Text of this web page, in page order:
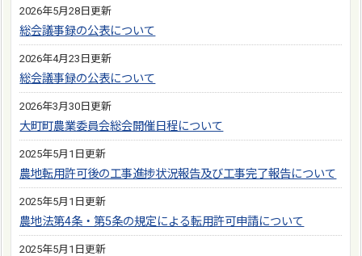
2026年5月28日更新
総会議事録の公表について
2026年4月23日更新
総会議事録の公表について
2026年3月30日更新
大町町農業委員会総会開催日程について
2025年5月1日更新
農地転用許可後の工事進捗状況報告及び工事完了報告について
2025年5月1日更新
農地法第4条・第5条の規定による転用許可申請について
2025年5月1日更新